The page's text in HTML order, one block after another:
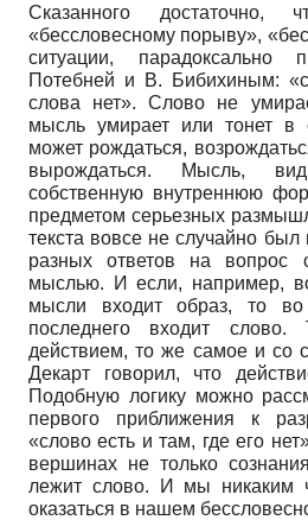
Сказанного достаточно,
«бессловесному порыву»,
ситуации, парадоксально
Потебней и В. Бибихиным:
слова нет». Слово не
мысль умирает или тонет в
может рождаться,
вырождаться. Мысль,
собственную внутреннюю
предметом серьезных
текста вовсе не случайно
разных ответов на вопрос
мыслью. И если, например,
мысли входит образ, то
последнего входит
действием, то же самое и со
Декарт говорил, что
Подобную логику можно
первого приближения к
«слово есть и там, где его
вершинах не только
лежит слово. И мы никаким
оказаться в нашем